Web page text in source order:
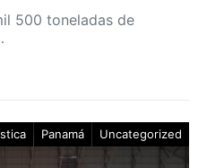
500 toneladas de
Panamá Uncategorized